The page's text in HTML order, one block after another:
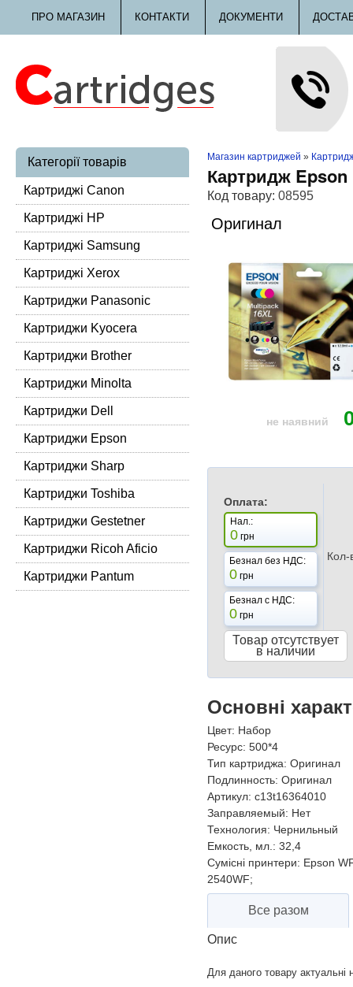
ПРО МАГАЗИН КОНТАКТИ ДОКУМЕНТИ
Категорії товарів
Картриджі Canon
Картриджі HP
Картриджі Samsung
Картриджі Xerox
Картриджи Panasonic
Картриджи Kyocera
Картриджи Brother
Картриджи Minolta
Картриджи Dell
Картриджи Epson
Картриджи Sharp
Картриджи Toshiba
Картриджи Gestetner
Картриджи Ricoh Aficio
Картриджи Pantum
Магазин картриджей »
Картридж Epson
Код товару: 08595
Оригинал
не наявний
Оплата:
Нал.:
0 грн
Безнал без НДС:
0 грн
Безнал с НДС:
0 грн
Товар отсутствует
в наличии
Основні
Цвет: Набор
Ресурс: 500*4
Тип картриджа: Оригинал
Подлинность: Оригинал
Артикул: c13t16364010
Заправляемый: Нет
Технология: Чернильный
Емкость, мл.: 32,4
Сумісні принтери: Epson
2540WF;
Все разом
Опис
Для даного товару актуальні